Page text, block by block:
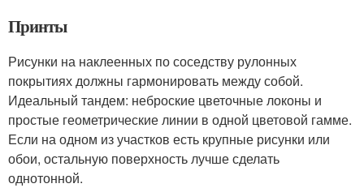
Принты
Рисунки на наклеенных по соседству рулонных
покрытиях должны гармонировать между собой.
Идеальный тандем: неброские цветочные локоны и
простые геометрические линии в одной цветовой гамме.
Если на одном из участков есть крупные рисунки или
обои, остальную поверхность лучше сделать
однотонной.